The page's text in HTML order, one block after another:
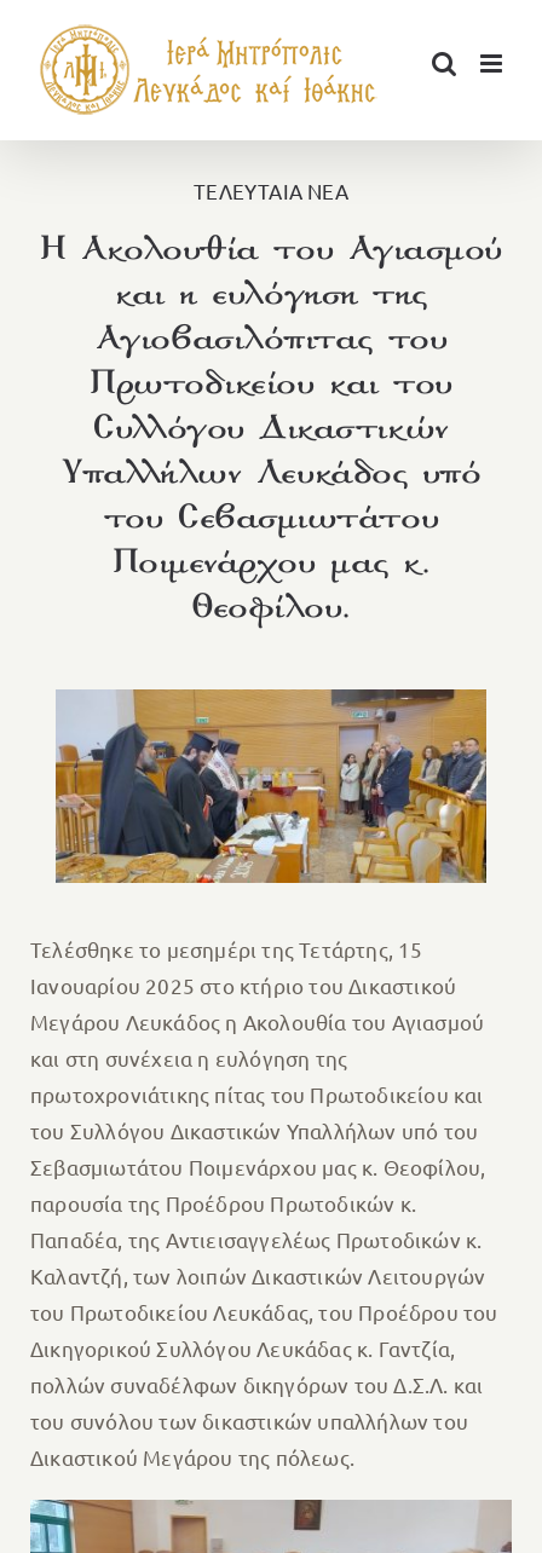
περιεχόμενο
ΤΕΛΕΥΤΑΙΑ ΝΕΑ
Η Ακολουθία του Αγιασμού
και η ευλόγηση της
Αγιοβασιλόπιτας του
Πρωτοδικείου και του
Συλλόγου Δικαστικών
Υπαλλήλων Λευκάδος υπό
του Σεβασμιωτάτου
Ποιμενάρχου μας κ.
Θεοφίλου.
Τελέσθηκε το μεσημέρι της Τετάρτης, 15
Ιανουαρίου 2025 στο κτήριο του Δικαστικού
Μεγάρου Λευκάδος η Ακολουθία του Αγιασμού
και στη συνέχεια η ευλόγηση της
πρωτοχρονιάτικης πίτας του Πρωτοδικείου και
του Συλλόγου Δικαστικών Υπαλλήλων υπό του
Σεβασμιωτάτου Ποιμενάρχου μας κ. Θεοφίλου,
παρουσία της Προέδρου Πρωτοδικών κ.
Παπαδέα, της Αντιεισαγγελέως Πρωτοδικών κ.
Καλαντζή, των λοιπών Δικαστικών Λειτουργών
του Πρωτοδικείου Λευκάδας, του Προέδρου του
Δικηγορικού Συλλόγου Λευκάδας κ. Γαντζία,
πολλών συναδέλφων δικηγόρων του Δ.Σ.Λ. και
του συνόλου των δικαστικών υπαλλήλων του
Δικαστικού Μεγάρου της πόλεως.